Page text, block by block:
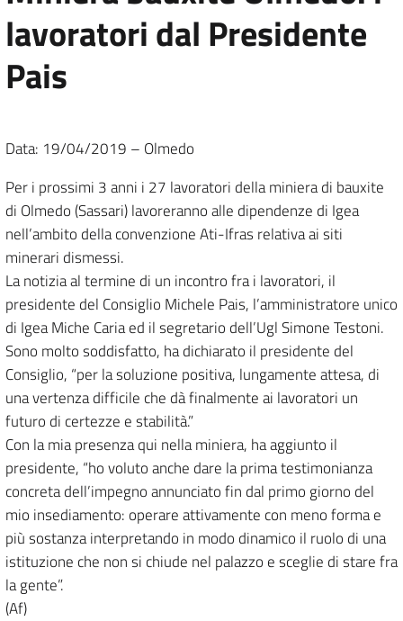
lavoratori dal Presidente
Pais
Data: 19/04/2019 – Olmedo
Per i prossimi 3 anni i 27 lavoratori della miniera di bauxite
di Olmedo (Sassari) lavoreranno alle dipendenze di Igea
nell’ambito della convenzione Ati-Ifras relativa ai siti
minerari dismessi.
La notizia al termine di un incontro fra i lavoratori, il
presidente del Consiglio Michele Pais, l’amministratore unico
di Igea Miche Caria ed il segretario dell’Ugl Simone Testoni.
Sono molto soddisfatto, ha dichiarato il presidente del
Consiglio, “per la soluzione positiva, lungamente attesa, di
una vertenza difficile che dà finalmente ai lavoratori un
futuro di certezze e stabilità.”
Con la mia presenza qui nella miniera, ha aggiunto il
presidente, “ho voluto anche dare la prima testimonianza
concreta dell’impegno annunciato fin dal primo giorno del
mio insediamento: operare attivamente con meno forma e
più sostanza interpretando in modo dinamico il ruolo di una
istituzione che non si chiude nel palazzo e sceglie di stare fra
la gente”.
(Af)